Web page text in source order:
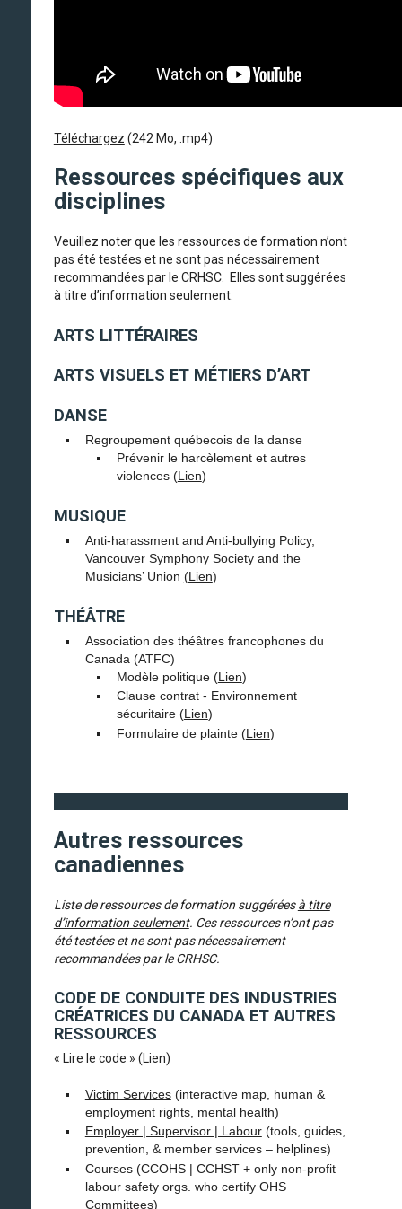
Téléchargez (242 Mo, .mp4)
Ressources spécifiques aux
disciplines
Veuillez noter que les ressources de formation n’ont
pas été testées et ne sont pas nécessairement
recommandées par le CRHSC. Elles sont suggérées
à titre d’information seulement.
ARTS LITTÉRAIRES
ARTS VISUELS ET MÉTIERS D’ART
DANSE
Regroupement québecois de la danse
Prévenir le harcèlement et autres
violences (Lien)
MUSIQUE
Anti-harassment and Anti-bullying Policy,
Vancouver Symphony Society and the
Musicians’ Union (Lien)
THÉÂTRE
Association des théâtres francophones du
Canada (ATFC)
Modèle politique (Lien)
Clause contrat - Environnement
sécuritaire (Lien)
Formulaire de plainte (Lien)
Autres ressources
canadiennes
Liste de ressources de formation suggéréesà titre
d’information seulement. Ces ressources n’ont pas
été testées et ne sont pas nécessairement
recommandées par le CRHSC.
CODE DE CONDUITE DES INDUSTRIES
CRÉATRICES DU CANADA ET AUTRES
RESSOURCES
« Lire le code » (Lien)
Victim Services(interactive map, human &
employment rights, mental health)
Employer | Supervisor | Labour(tools, guides,
prevention, & member services – helplines)
Courses (CCOHS | CCHST + only non-profit
labour safety orgs. who certify OHS
Committees)